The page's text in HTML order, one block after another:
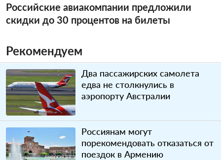
Российские авиакомпании предложили
скидки до 30 процентов на билеты
Рекомендуем
Два пассажирских самолета
едва не столкнулись в
аэропорту Австралии
Россиянам могут
порекомендовать отказаться от
поездок в Армению